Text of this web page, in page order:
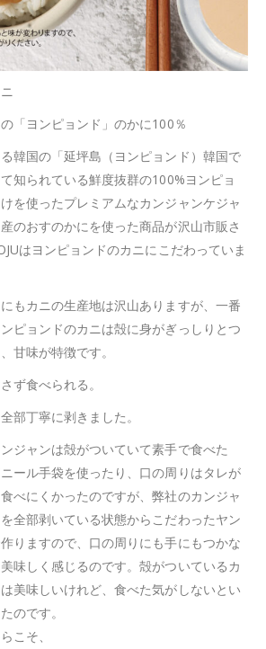
「ヨンピョンド」のかに100％
韓国の「延坪島（ヨンピョンド）韓国で
知られている鮮度抜群の100%ヨンピョ
を使ったプレミアムなカンジャンケジャ
のおすのかにを使った商品が沢山市販さ
はヨンピョンドのカニにこだわっていま
もカニの生産地は沢山ありますが、一番
ピョンドのカニは殻に身がぎっしりとつ
甘味が特徴です。
ず食べられる。
部丁寧に剥きました。
ジャンは殻がついていて素手で食べた
ール手袋を使ったり、口の周りはタレが
べにくかったのですが、弊社のカンジャ
全部剥いている状態からこだわったヤン
りますので、口の周りにも手にもつかな
味しく感じるのです。殻がついているカ
美味しいけれど、食べた気がしないとい
のです。
こそ、